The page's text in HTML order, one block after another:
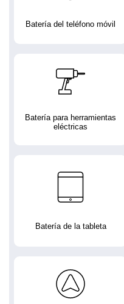
Batería del teléfono móvil
Batería para herramientas
eléctricas
Batería de la tableta